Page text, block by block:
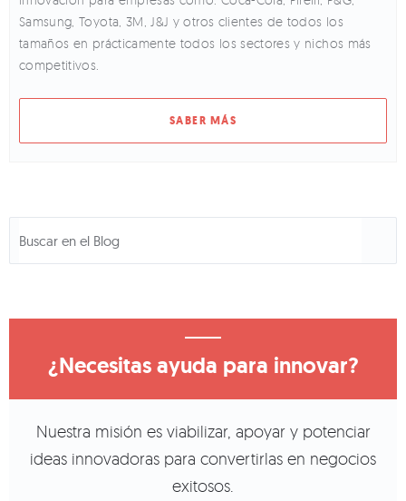
Samsung, Toyota, 3M, J&J y otros clientes de todos los
tamaños en prácticamente todos los sectores y nichos más
competitivos.
SABER MÁS
¿Necesitas ayuda para innovar?
Nuestra misión es viabilizar, apoyar y potenciar
ideas innovadoras para convertirlas en negocios
exitosos.